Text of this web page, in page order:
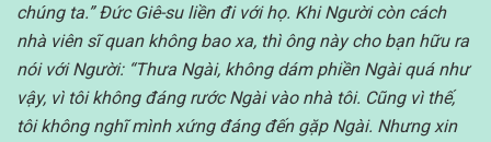
chúng ta.” Đức Giê-su liền đi với họ. Khi Người còn cách
nhà viên sĩ quan không bao xa, thì ông này cho bạn hữu ra
nói với Người: “Thưa Ngài, không dám phiền Ngài quá như
vậy, vì tôi không đáng rước Ngài vào nhà tôi. Cũng vì thế,
tôi không nghĩ mình xứng đáng đến gặp Ngài. Nhưng xin